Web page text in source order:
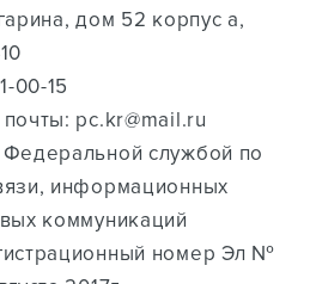
дом 52 корпус а,
00-15‬
pc.kr@mail.ru
службой по
информационных
коммуникаций
номер Эл №